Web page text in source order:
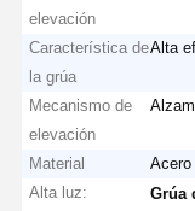
elevación
Característica de
la grúa
Alta
Mecanismo de
elevación
Material
Acero
Alta luz:
Grúa